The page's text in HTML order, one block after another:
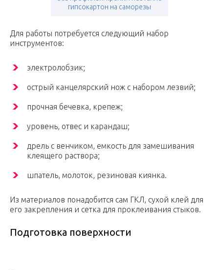
гипсокартон на саморезы
Для работы потребуется следующий набор
инструментов:
электролобзик;
острый канцелярский нож с набором лезвий;
прочная бечевка, крепеж;
уровень, отвес и карандаш;
дрель с венчиком, емкость для замешивания
клеящего раствора;
шпатель, молоток, резиновая киянка.
Из материалов понадобится сам ГКЛ, сухой клей для
его закрепления и сетка для проклеивания стыков.
Подготовка поверхности